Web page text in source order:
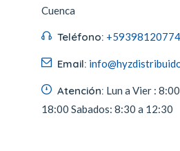
Cuenca
Teléfono:
Email:
Atención: Lun a Vier :
18:00 Sabados: 8:30 a 12:30